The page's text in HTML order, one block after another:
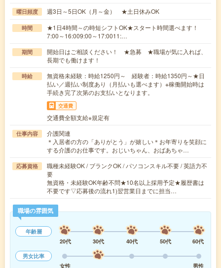
曜日頻度 週3日～5日OK（月～金） ★土日休みOK
時間
★1日4時間～の時短シフトOK★スタート時間選べます！
7:00～16:009:00～17:0011:…
期間
開始日はご相談ください！ ★急募 ★職場が気に入れば、
長期でも働けます！
時給
無資格未経験：時給1250円～ 経験者：時給1350円～★日
払い／週払い制度あり（月払いも選べます）※稼働開始時は
手続き完了次第のお支払いとなります。
交通費
交通費全額支給※規定有
仕事内容
介護関連
＊入居者の方の「ありがとう」が嬉しい＊お年寄りを笑顔に
する介護のお仕事です。おじいちゃん、おばあちゃ…
応募資格
職種未経験OK / ブランクOK / パソコンスキル不要 / 英語力不
要
無資格・未経験OK年齢不問★10名以上採用予定★履歴書は
不要です▽応募後の流れ1)翌営業日までに担当…
職場の雰囲気
年齢層
20代
30代 40代 50代
60代
男女比率
女性
男性